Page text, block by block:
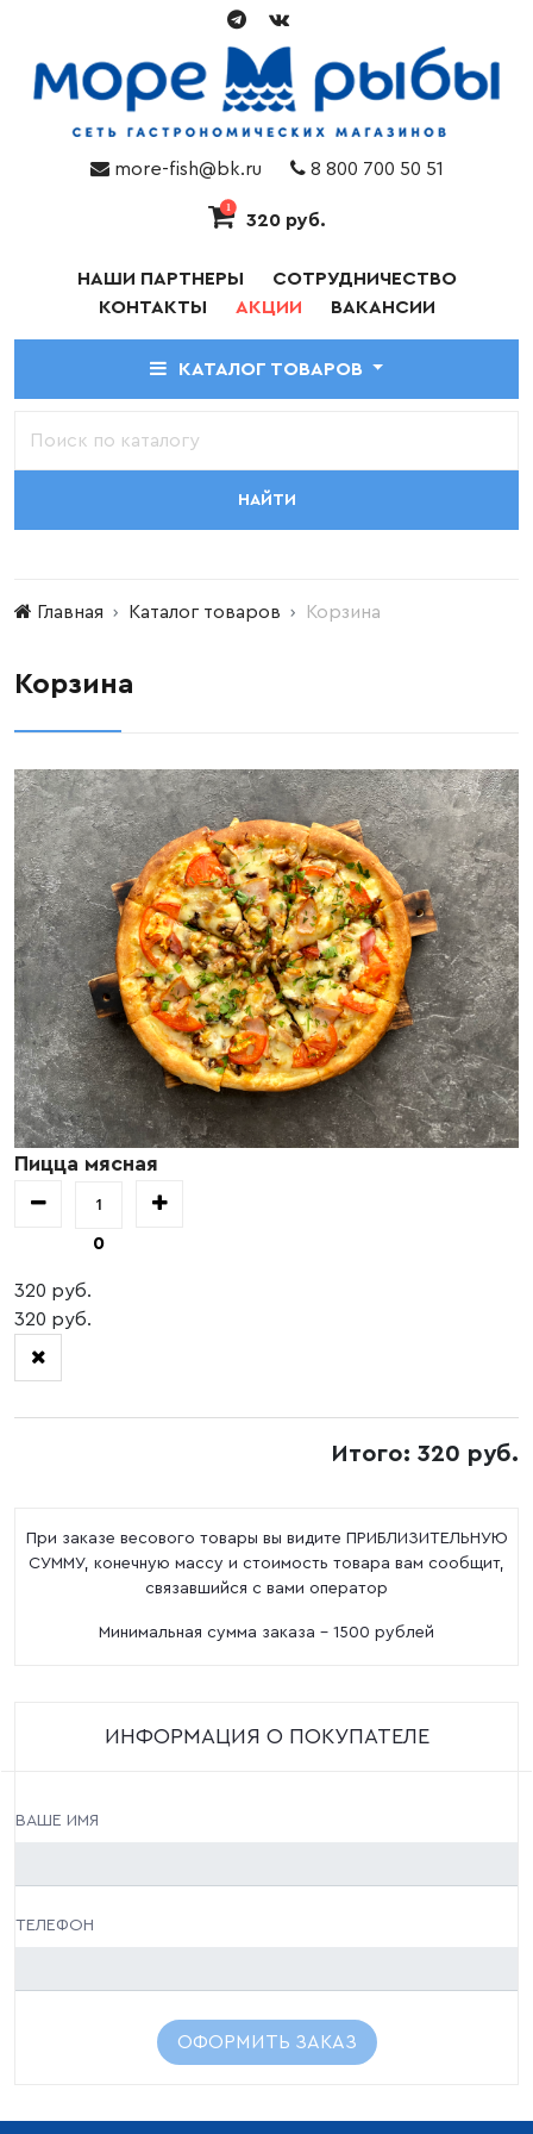
more-fish@bk.ru 8 800 700 50 51
1
320 руб.
НАШИ ПАРТНЕРЫ
СОТРУДНИЧЕСТВО
КОНТАКТЫ
АКЦИИ ВАКАНСИИ
КАТАЛОГ ТОВАРОВ
НАЙТИ
Главная Каталог товаров Корзина
Корзина
Пицца мясная
0
320 руб.
320 руб.
Итого: 320 руб.
При заказе весового товары вы видите ПРИБЛИЗИТЕЛЬНУЮ
СУММУ, конечную массу и стоимость товара вам сообщит,
связавшийся с вами оператор
Минимальная сумма заказа - 1500 рублей
ИНФОРМАЦИЯ О ПОКУПАТЕЛЕ
ВАШЕ ИМЯ
ТЕЛЕФОН
ОФОРМИТЬ ЗАКАЗ